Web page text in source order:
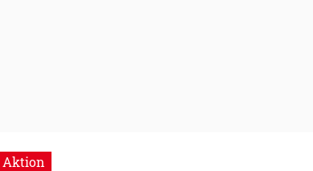
Aktion